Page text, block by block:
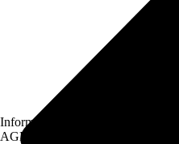
Informationen des Verkäufers,
AGB, finden Sie bei Klick auf den